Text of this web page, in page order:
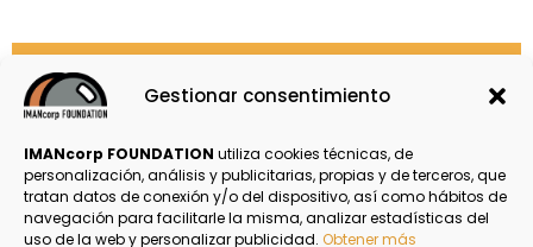
Gestionar consentimiento
IMANcorp FOUNDATION utiliza cookies técnicas, de
personalización, análisis y publicitarias, propias y de terceros, que
tratan datos de conexión y/o del dispositivo, así como hábitos de
navegación para facilitarle la misma, analizar estadísticas del
uso de la web y personalizar publicidad. Obtener más
Email
LinkedIn
Compartir
Política de Privacidad